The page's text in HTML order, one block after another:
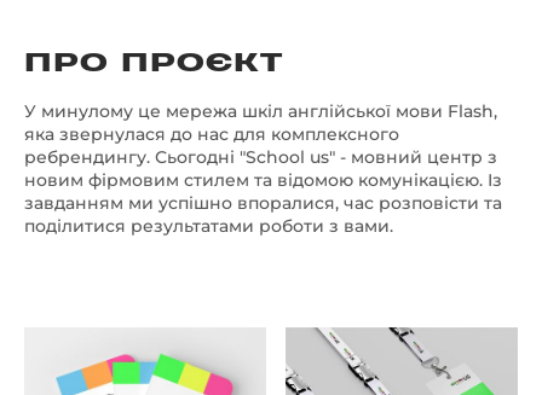
ПРО ПРОЄКТ
У минулому це мережа шкіл англійської мови Flash,
яка звернулася до нас для комплексного
ребрендингу. Сьогодні "School us" - мовний центр з
новим фірмовим стилем та відомою комунікацією. Із
завданням ми успішно впоралися, час розповісти та
поділитися результатами роботи з вами.